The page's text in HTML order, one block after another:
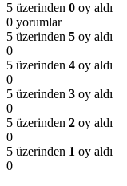
5 üzerinden 0 oy aldı
0 yorumlar
5 üzerinden 5 oy aldı
0
5 üzerinden 4 oy aldı
0
5 üzerinden 3 oy aldı
0
5 üzerinden 2 oy aldı
0
5 üzerinden 1 oy aldı
0